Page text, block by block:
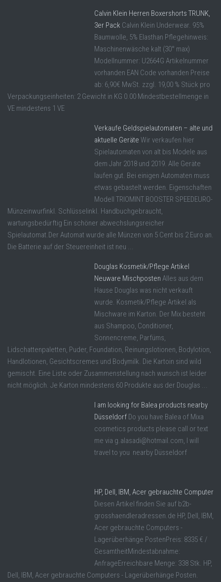
Calvin Klein Herren Boxershorts TRUNK,
3er Pack Calvin Klein Underwear. 95%
Baumwolle, 5% Elasthan Pflegehinweis:
Maschinenwäsche kalt (30° max)
Modellnummer: U2664G Artikelnummer
vorhanden EAN Code vorhanden Preise
ab: 6,90€ MwSt. zzgl. 19,00 % Stück pro
Verpackungseinheiten: 2 Gewicht in KG 0.00 Mindestbestellmenge in
VE mindestens 1 VE
Verkaufe Geldspielautomaten – alte und
aktuelle Geräte Wir verkaufen hier
Spielautomaten von alt bis Modele aus
dem Jahr 2018 und 2019. Alle Geräte
laufen gut. Bei einigen Automaten muss
etwas gebastelt werden. Eigenschaften
Modell TRIOMINT BOOSTER SPEEDEURO-
Münzeinwurfinkl. Schlüsselinkl. Handbuchgebraucht,
wartungsbedürftig Ein schöner abwechslungsreicher
Spielautomat.Der Automat wurde alle Münzen von 5 Cent bis 2 Euro an.
Die Batterie auf der Steuereinheit ist neu ...
Douglas Kosmetik/Pflege Artikel
Neuware Mischposten Alles aus dem
Hause Douglas was nicht verkauft
wurde. Kosmetik/Pflege Artikel als
Mischware im Karton. Der Mix besteht
aus Shampoo, Conditioner,
Sonnencreme, Parfüms,
Lidschattenpaletten, Puder, Foundation, Reinungslotionen, Bodylotion,
Handlotionen, Gesichtscremes und Bodymilk. Die Kartoin sind wild
gemischt. Eine Liste oder Zusammenstellung nach wunsch ist leider
nicht möglich. Je Karton mindestens 60 Produkte aus der Douglas ...
I am looking for Balea products nearby
Düsseldorf Do you have Balea of Mixa
cosmetics products please call or text
me via g.alasadi@hotmail.com, I will
travel to you nearby Düsseldorf
HP, Dell, IBM, Acer gebrauchte Computer
Diesen Artikel finden Sie auf b2b-
grosshaendleradressen.de HP, Dell, IBM,
Acer gebrauchte Computers -
Lagerüberhänge PostenPreis: 8335 € /
GesamtheitMindestabnahme:
AnfrageErreichbare Menge: 338 Stk. HP,
Dell, IBM, Acer gebrauchte Computers - Lagerüberhänge Posten.